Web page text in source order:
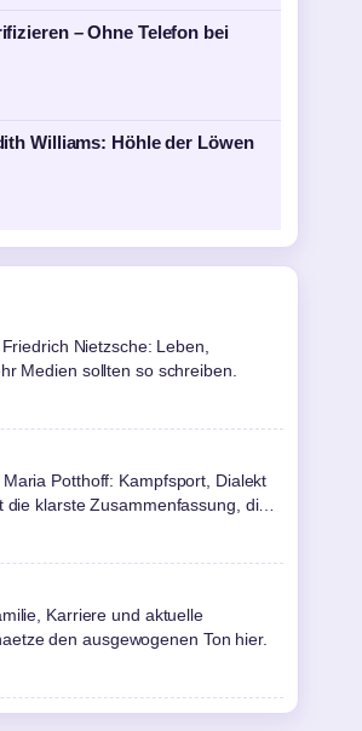
– Ohne Telefon bei
Williams: Höhle der Löwen
Nietzsche: Leben,
Medien sollten so schreiben.
Potthoff: Kampfsport, Dialekt
klarste Zusammenfassung, die
Karriere und aktuelle
den ausgewogenen Ton hier.